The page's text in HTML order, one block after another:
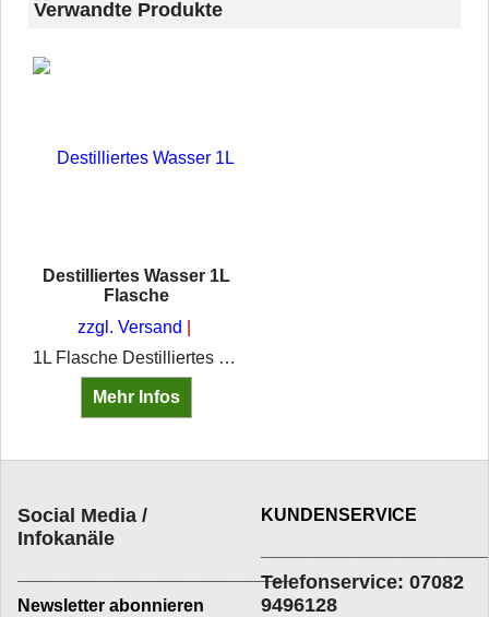
Verwandte Produkte
Destilliertes Wasser 1L
Flasche
zzgl. Versand
1L Flasche Destilliertes WasserZum Nachfüllen von StarterbatterienNach dem Vollentsalzungsverfahren hergestelltFür medizinische Zwecke nicht geeignet
Mehr Infos
Social Media /
Infokanäle
_________________________
Newsletter abonnieren
KUNDENSERVICE
Telefonservice: 07082
9496128